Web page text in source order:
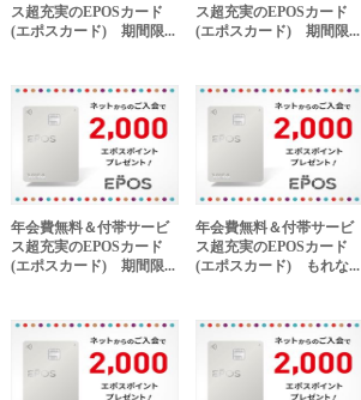
ス超充実のEPOSカード
(エポスカード) 期間限...
ス超充実のEPOSカード
(エポスカード) 期間限...
年会費無料＆付帯サービ
ス超充実のEPOSカード
(エポスカード) 期間限...
年会費無料＆付帯サービ
ス超充実のEPOSカード
(エポスカード) もれな...